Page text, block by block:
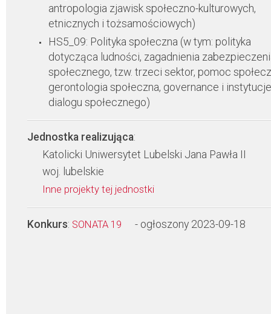
antropologia zjawisk społeczno-kulturowych,
etnicznych i tożsamościowych)
HS5_09: Polityka społeczna (w tym: polityka
dotycząca ludności, zagadnienia
społecznego, tzw. trzeci sektor, pomoc
gerontologia społeczna, governance i instytucje
dialogu społecznego)
Jednostka realizująca:
Katolicki Uniwersytet Lubelski Jana Pawła II
woj. lubelskie
Inne projekty tej jednostki
Konkurs: SONATA 19 - ogłoszony 2023-09-18